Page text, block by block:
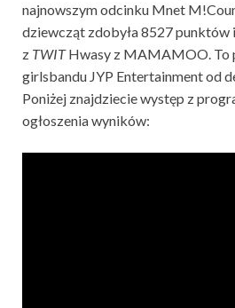
najnowszym odcinku Mnet
dziewcząt zdobyła 8527 punktów
z TWITHwasy z MAMAMOO. To
girlsbandu JYP Entertainment od
Poniżej znajdziecie występ z
ogłoszenia wyników: